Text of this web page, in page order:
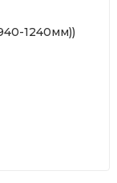
1240мм))